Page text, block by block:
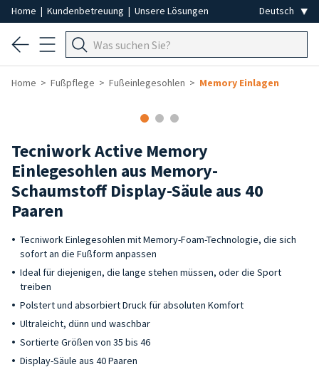
Home | Kundenbetreuung | Unsere Lösungen
Home Fußpflege Fußeinlegesohlen Memory Einlagen
Tecniwork Active Memory
Einlegesohlen aus Memory-
Schaumstoff Display-Säule aus 40
Paaren
Tecniwork Einlegesohlen mit Memory-Foam-Technologie, die sich
sofort an die Fußform anpassen
Ideal für diejenigen, die lange stehen müssen, oder die Sport
treiben
Polstert und absorbiert Druck für absoluten Komfort
Ultraleicht, dünn und waschbar
Sortierte Größen von 35 bis 46
Display-Säule aus 40 Paaren